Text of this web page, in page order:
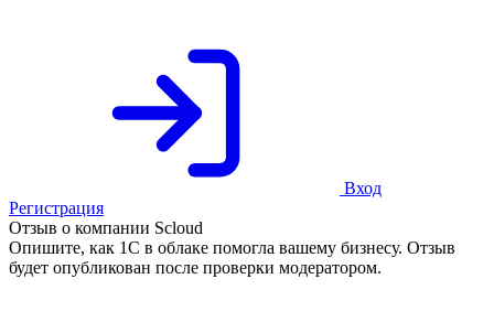
Вход
Регистрация
Отзыв о компании Scloud
Опишите, как 1С в облаке помогла вашему бизнесу. Отзыв
будет опубликован после проверки модератором.